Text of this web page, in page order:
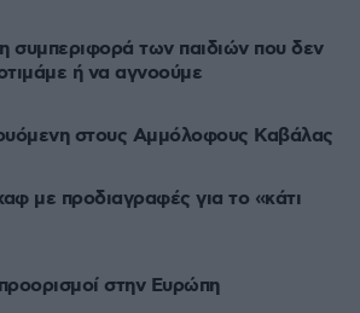
συμπεριφορά των παιδιών που δεν
ή να αγνοούμε
στους Αμμόλοφους Καβάλας
με προδιαγραφές για το «κάτι
στην Ευρώπη